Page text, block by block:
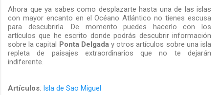
Ahora que ya sabes como desplazarte hasta una de las islas
con mayor encanto en el Océano Atlántico no tienes escusa
para descubrirla. De momento puedes hacerlo con los
artículos que he escrito donde podrás descubrir información
sobre la capital Ponta Delgaday otros artículos sobre una isla
repleta de paisajes extraordinarios que no te dejarán
indiferente.
Artículos: Isla de Sao Miguel